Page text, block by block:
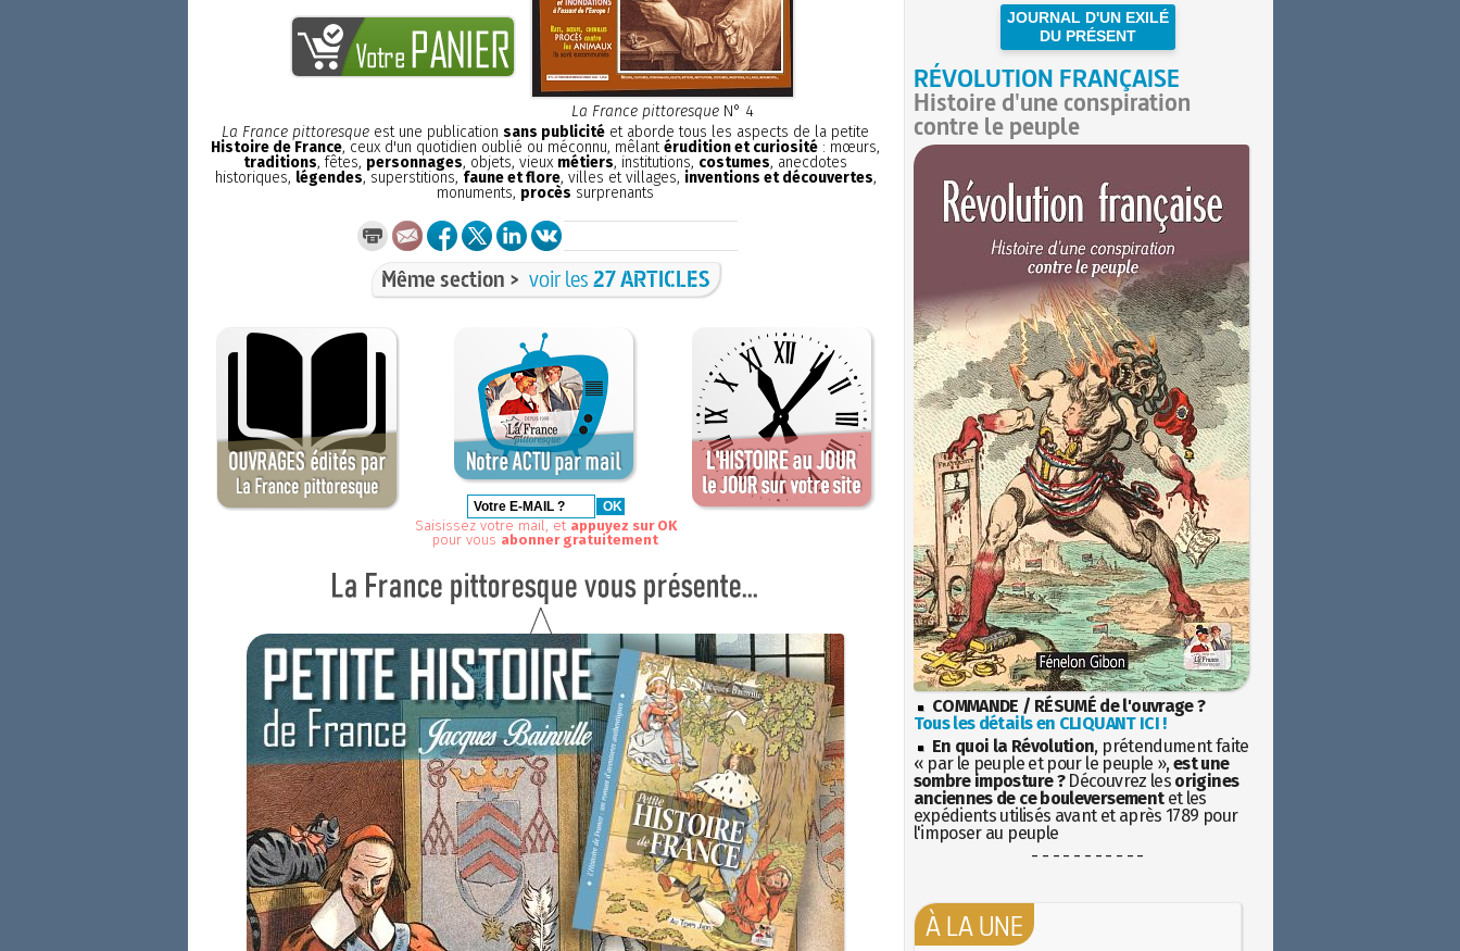
La France pittoresque N° 4
La France pittoresque est une publication sans publicité et aborde tous les aspects de la petite
Histoire de France, ceux d'un quotidien oublié ou méconnu, mêlantérudition et curiosité : mœurs,
traditions, fêtes, personnages, objets, vieux métiers, institutions, costumes, anecdotes
historiques, légendes, superstitions, faune et flore, villes et villages, inventions et découvertes,
monuments, procès surprenants
Même section > voir les27 ARTICLES
Saisissez votre mail, et appuyez sur OK
pour vous abonner gratuitement
JOURNAL D'UN EXILÉ
DU PRÉSENT
RÉVOLUTION FRANÇAISE
Histoire d'une conspiration
contre le peuple
COMMANDE / RÉSUMÉ de l'ouvrage ?
Tous les détails en CLIQUANT ICI !
En quoi la Révolution, prétendument faite
« par le peuple et pour le peuple », est une
sombre imposture ?Découvrez les origines
anciennes de ce bouleversementet les
expédients utilisés avant et après 1789 pour
l'imposer au peuple
- - - - - - - - - - -
À LA UNE